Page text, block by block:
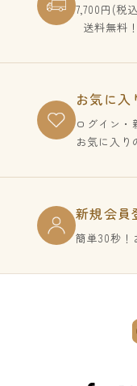
7,700円(税
送料無料！
お気に入
ログイン・
お気に入り
新規会員
簡単30秒！